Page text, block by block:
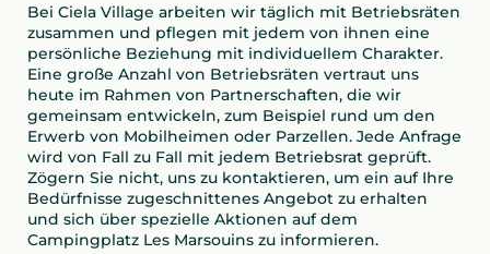
Bei Ciela Village arbeiten wir täglich mit Betriebsräten
zusammen und pflegen mit jedem von ihnen eine
persönliche Beziehung mit individuellem Charakter.
Eine große Anzahl von Betriebsräten vertraut uns
heute im Rahmen von Partnerschaften, die wir
gemeinsam entwickeln, zum Beispiel rund um den
Erwerb von Mobilheimen oder Parzellen. Jede Anfrage
wird von Fall zu Fall mit jedem Betriebsrat geprüft.
Zögern Sie nicht, uns zu kontaktieren, um ein auf Ihre
Bedürfnisse zugeschnittenes Angebot zu erhalten
und sich über spezielle Aktionen auf dem
Campingplatz Les Marsouins zu informieren.